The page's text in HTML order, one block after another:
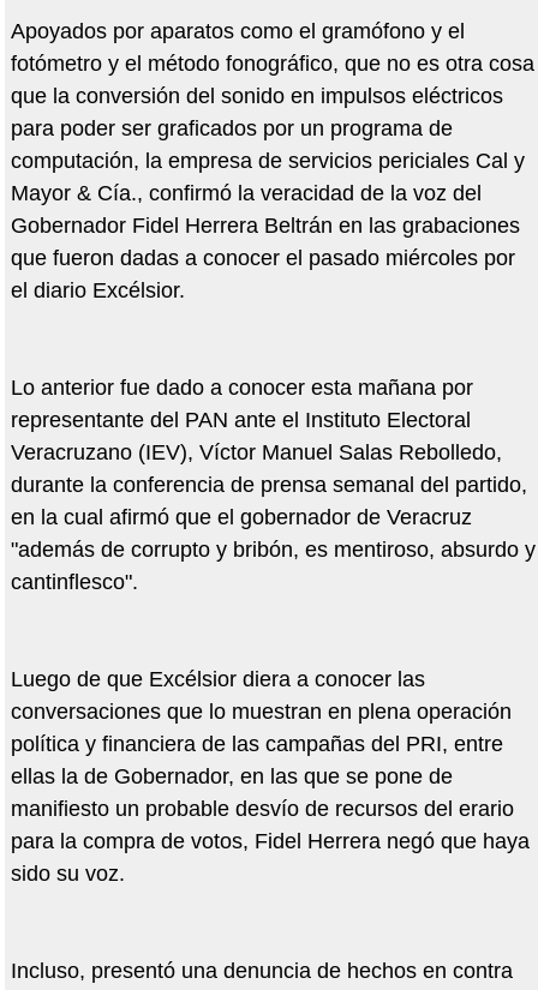
Apoyados por aparatos como el gramófono y el
fotómetro y el método fonográfico, que no es otra cosa
que la conversión del sonido en impulsos eléctricos
para poder ser graficados por un programa de
computación, la empresa de servicios periciales Cal y
Mayor & Cía., confirmó la veracidad de la voz del
Gobernador Fidel Herrera Beltrán en las grabaciones
que fueron dadas a conocer el pasado miércoles por
el diario Excélsior.
Lo anterior fue dado a conocer esta mañana por
representante del PAN ante el Instituto Electoral
Veracruzano (IEV), Víctor Manuel Salas Rebolledo,
durante la conferencia de prensa semanal del partido,
en la cual afirmó que el gobernador de Veracruz
"además de corrupto y bribón, es mentiroso, absurdo y
cantinflesco".
Luego de que Excélsior diera a conocer las
conversaciones que lo muestran en plena operación
política y financiera de las campañas del PRI, entre
ellas la de Gobernador, en las que se pone de
manifiesto un probable desvío de recursos del erario
para la compra de votos, Fidel Herrera negó que haya
sido su voz.
Incluso, presentó una denuncia de hechos en contra